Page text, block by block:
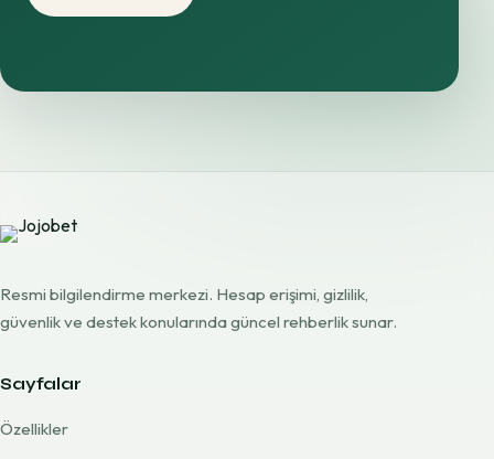
Resmi bilgilendirme merkezi. Hesap erişimi, gizlilik,
güvenlik ve destek konularında güncel rehberlik sunar.
Sayfalar
Özellikler